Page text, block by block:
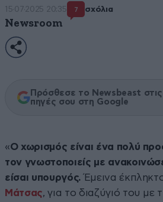
15·07·2025 20:35 7 σχόλια
Newsroom
Πρόσθεσε το Newsbeast στις
πηγές σου στη Google
«Ο χωρισμός είναι ένα πολύ
τον γνωστοποιείς με
είσαι υπουργός.Έμεινα
Μάτσας, για το διαζύγιό του με